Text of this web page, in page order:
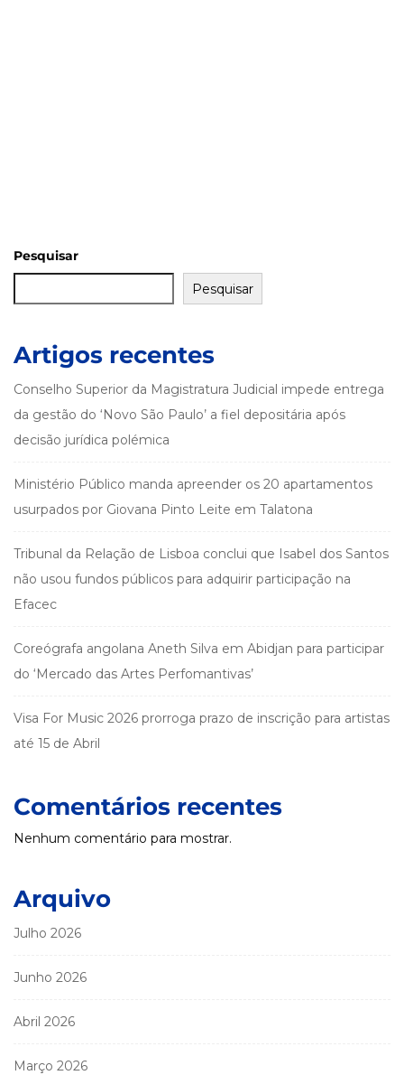
Pesquisar
Pesquisar
Artigos recentes
Conselho Superior da Magistratura Judicial impede entrega
da gestão do ‘Novo São Paulo’ a fiel depositária após
decisão jurídica polémica
Ministério Público manda apreender os 20 apartamentos
usurpados por Giovana Pinto Leite em Talatona
Tribunal da Relação de Lisboa conclui que Isabel dos Santos
não usou fundos públicos para adquirir participação na
Efacec
Coreógrafa angolana Aneth Silva em Abidjan para participar
do ‘Mercado das Artes Perfomantivas’
Visa For Music 2026 prorroga prazo de inscrição para artistas
até 15 de Abril
Comentários recentes
Nenhum comentário para mostrar.
Arquivo
Julho 2026
Junho 2026
Abril 2026
Março 2026